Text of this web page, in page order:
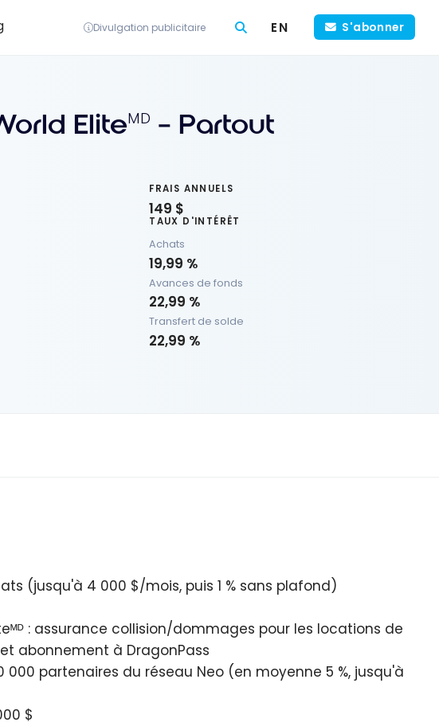
Divulgation publicitaire EN S'abonner
EliteMD – Partout
FRAIS ANNUELS
149 $
TAUX D'INTÉRÊT
Achats
19,99 %
Avances de fonds
22,99 %
Transfert de solde
22,99 %
(jusqu'à 4 000 $/mois, puis 1 % sans plafond)
: assurance collision/dommages pour les locations de
abonnement à DragonPass
000 partenaires du réseau Neo (en moyenne 5 %, jusqu'à
$